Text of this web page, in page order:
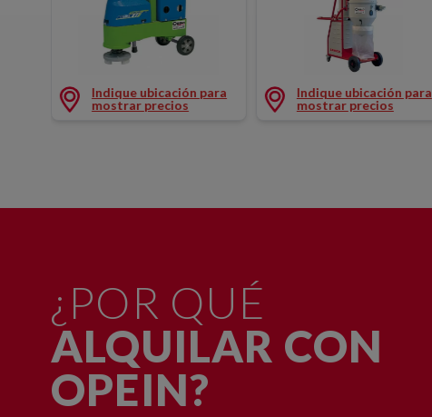
Indique ubicación para
mostrar precios
Indique ubicación para
mostrar precios
¿POR QUÉ
ALQUILAR CON
OPEIN?